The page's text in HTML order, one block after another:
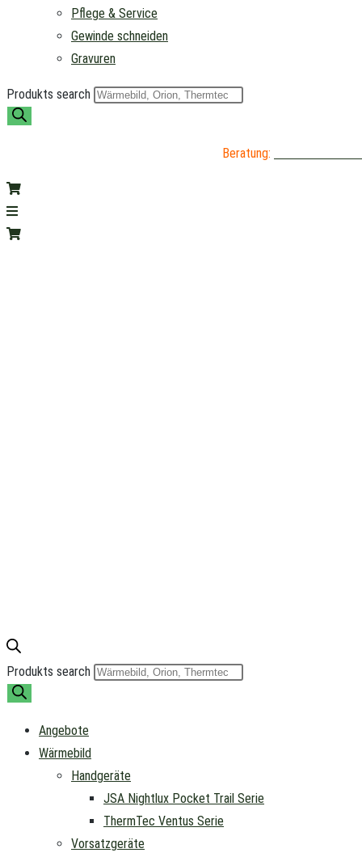
Pflege & Service
Gewinde schneiden
Gravuren
Produkts search
Beratung:
Produkts search
Angebote
Wärmebild
Handgeräte
JSA Nightlux Pocket Trail Serie
ThermTec Ventus Serie
Vorsatzgeräte